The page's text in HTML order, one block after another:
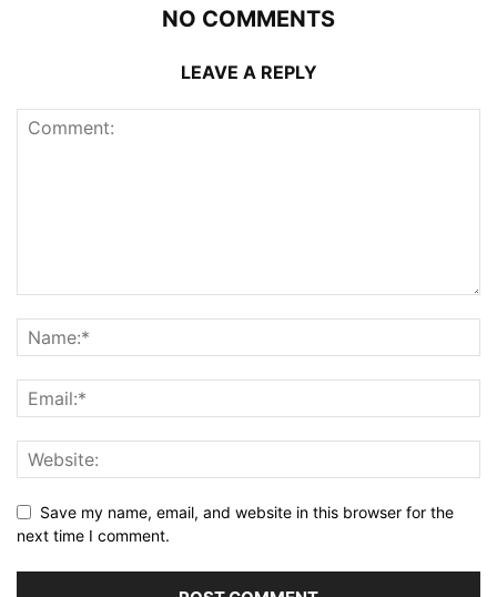
NO COMMENTS
LEAVE A REPLY
Save my name, email, and website in this browser for the
next time I comment.